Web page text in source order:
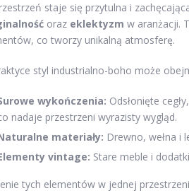
staje się przytulna i
oraz eklektyzm w aranżacji.
co tworzy unikalną atmosferę.
styl industrialno-boho może
wykończenia: Odsłonięte
nadaje przestrzeni wyrazisty wygląd.
materiały: Drewno, wełna i
vintage: Stare meble i
tych elementów w jednej